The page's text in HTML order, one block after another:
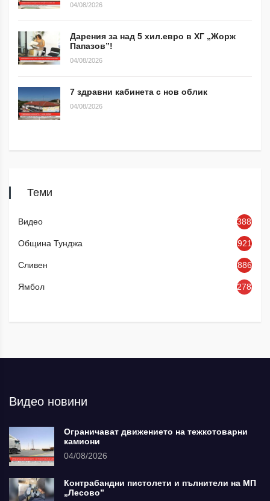
04/08/2026
Дарения за над 5 хил.евро в ХГ „Жорж
Папазов”!
04/08/2026
7 здравни кабинета с нов облик
04/08/2026
Теми
Видео 3886
Община Тунджа 921
Сливен 886
Ямбол 2784
Видео новини
Ограничават движението на тежкотоварни
камиони
04/08/2026
Контрабандни пистолети и пълнители на МП
„Лесово”